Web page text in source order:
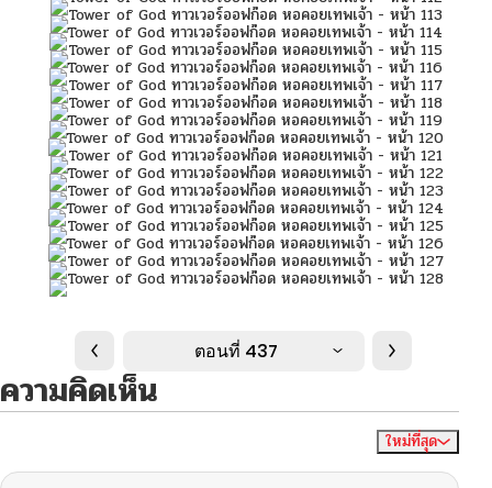
ตอนที่ 437
ความคิดเห็น
ใหม่ที่สุด